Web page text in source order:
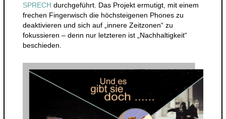
SPRECH durchgeführt. Das Projekt ermutigt, mit einem
frechen Fingerwisch die höchsteigenen Phones zu
deaktivieren und sich auf „innere Zeitzonen“ zu
fokussieren – denn nur letzteren ist „Nachhaltigkeit“
beschieden.